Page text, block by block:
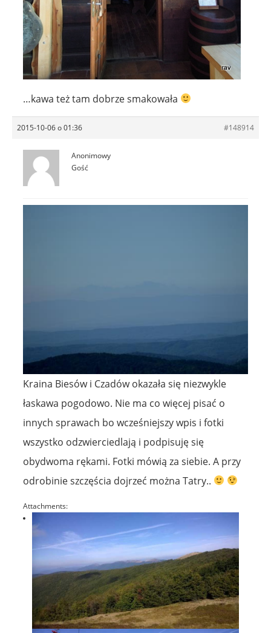
…kawa też tam dobrze smakowała
2015-10-06 o 01:36 #148914
Anonimowy
Gość
Kraina Biesów i Czadów okazała się niezwykle
łaskawa pogodowo. Nie ma co więcej pisać o
innych sprawach bo wcześniejszy wpis i fotki
wszystko odzwierciedlają i podpisuję się
obydwoma rękami. Fotki mówią za siebie. A przy
odrobinie szczęścia dojrzeć można Tatry..
Attachments: